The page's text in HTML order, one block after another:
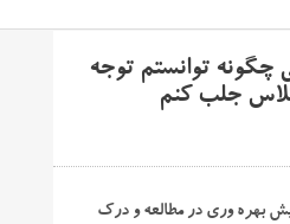
چگونه توانستم توجه
جلب کنم
بهره وری در مطالعه و درک